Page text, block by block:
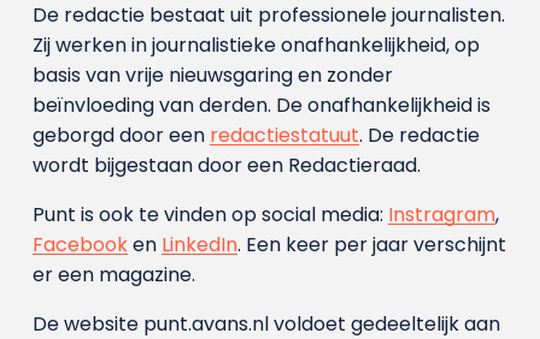
De redactie bestaat uit professionele journalisten.
Zij werken in journalistieke onafhankelijkheid, op
basis van vrije nieuwsgaring en zonder
beïnvloeding van derden. De onafhankelijkheid is
geborgd door een redactiestatuut. De redactie
wordt bijgestaan door een Redactieraad.
Punt is ook te vinden op social media: Instragram,
Facebooken LinkedIn. Een keer per jaar verschijnt
er een magazine.
De website punt.avans.nl voldoet gedeeltelijk aan